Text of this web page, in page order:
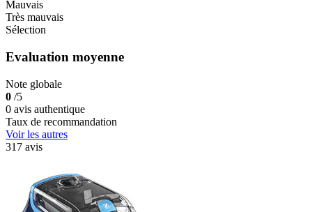
Mauvais
Très mauvais
Sélection
Evaluation moyenne
Note globale
0 /5
0 avis authentique
Taux de recommandation
Voir les autres
317 avis